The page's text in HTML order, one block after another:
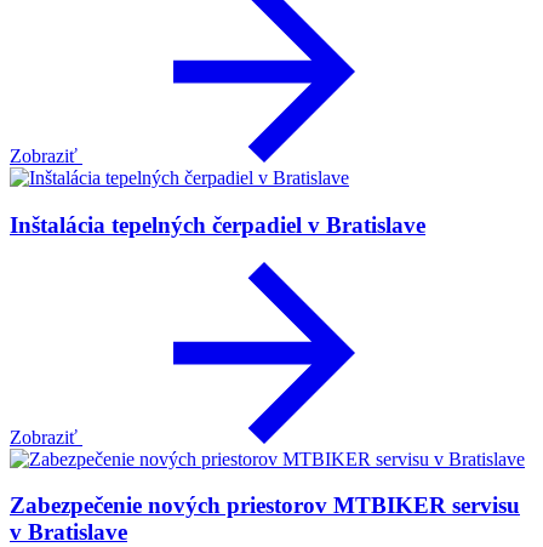
Zobraziť
Inštalácia tepelných čerpadiel v Bratislave
Zobraziť
Zabezpečenie nových priestorov MTBIKER servisu
v Bratislave